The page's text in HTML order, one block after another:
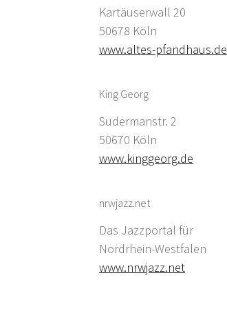
Kartäuserwall 20
50678 Köln
www.altes-pfandhaus.de
King Georg
Sudermanstr. 2
50670 Köln
www.kinggeorg.de
nrwjazz.net
Das Jazzportal für
Nordrhein-Westfalen
www.nrwjazz.net